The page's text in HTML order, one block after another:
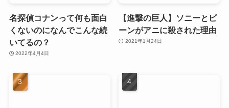
名探偵コナンって何も面白
くないのになんでこんな続
いてるの？
2022年4月4日
【進撃の巨人】ソニーとビ
ーンがアニに殺された理由
2021年1月24日